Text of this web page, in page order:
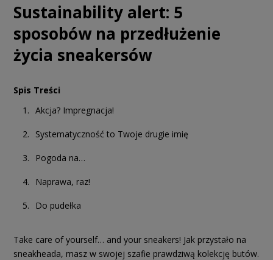
Sustainability alert: 5
sposobów na przedłużenie
życia sneakersów
Spis Treści
Akcja? Impregnacja!
Systematyczność to Twoje drugie imię
Pogoda na…
Naprawa, raz!
Do pudełka
Take care of yourself… and your sneakers! Jak przystało na
sneakheada, masz w swojej szafie prawdziwą kolekcję butów.